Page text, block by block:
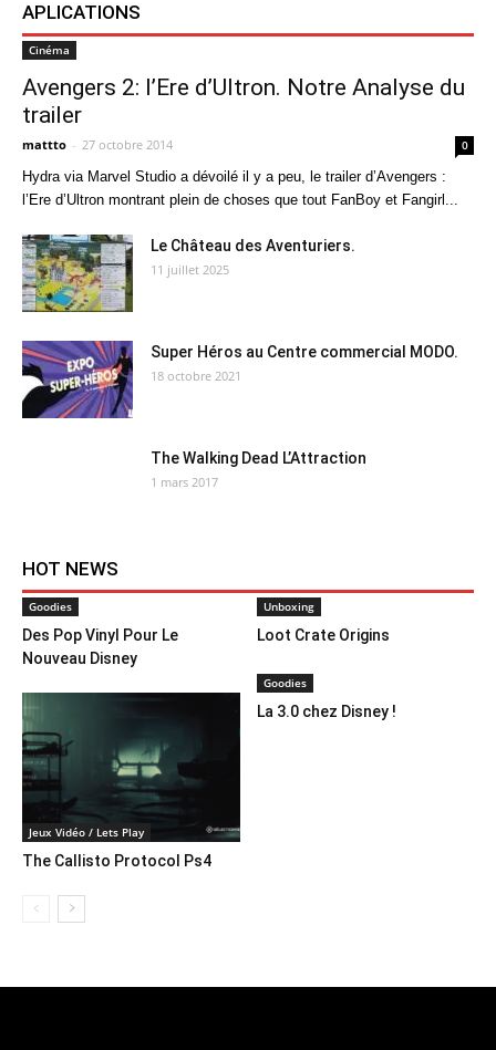
APLICATIONS
Cinéma
Avengers 2: l’Ere d’Ultron. Notre Analyse du
trailer
mattto - 27 octobre 2014 0
Hydra via Marvel Studio a dévoilé il y a peu, le trailer d’Avengers :
l’Ere d’Ultron montrant plein de choses que tout FanBoy et Fangirl...
Le Château des Aventuriers.
11 juillet 2025
Super Héros au Centre commercial MODO.
18 octobre 2021
The Walking Dead L’Attraction
1 mars 2017
HOT NEWS
Goodies
Des Pop Vinyl Pour Le
Nouveau Disney
Unboxing
Loot Crate Origins
Jeux Vidéo / Lets Play
The Callisto Protocol Ps4
Goodies
La 3.0 chez Disney !